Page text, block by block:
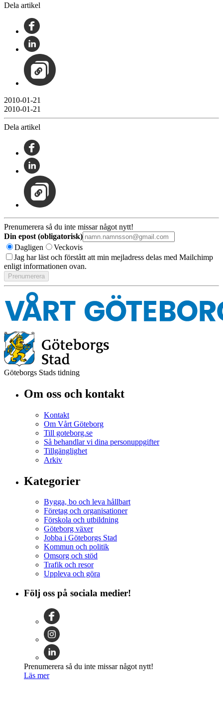
Dela artikel
2010-01-21
2010-01-21
Dela artikel
Prenumerera så du inte missar något nytt!
Din epost (obligatorisk)
Dagligen
Veckovis
Jag har läst och förstått att min mejladress delas med Mailchimp
enligt informationen ovan.
Göteborgs Stads tidning
Om oss och kontakt
Kontakt
Om Vårt Göteborg
Till goteborg.se
Så behandlar vi dina personuppgifter
Tillgänglighet
Arkiv
Kategorier
Bygga, bo och leva hållbart
Företag och organisationer
Förskola och utbildning
Göteborg växer
Jobba i Göteborgs Stad
Kommun och politik
Omsorg och stöd
Trafik och resor
Uppleva och göra
Följ oss på sociala medier!
Prenumerera så du inte missar något nytt!
Läs mer